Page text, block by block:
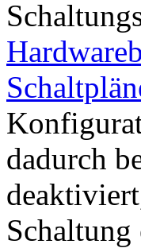
dadurch
Schaltung